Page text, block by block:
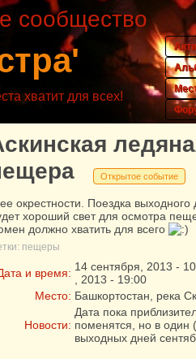
сообщество
хватит для всех!
Открытое событие
окрестности. Поездка выходного
хороший свет для осмотра
должно хватить для всего
пещеры
и время: 14 сентября 2013 -
2013 - 19:00
Место: Башкортостан, река
Новости:
Дата пока
поменятся, но в один
выходных дней